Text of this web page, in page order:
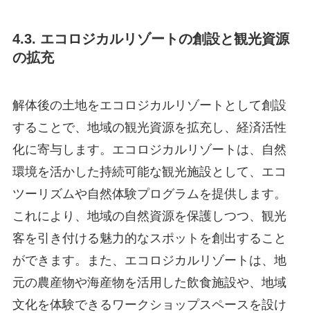
4.3. エコロジカルリゾートの創設と観光資源
の拡充
解体後の土地をエコロジカルリゾートとして創設
することで、地域の観光資源を拡充し、経済活性
化に寄与します。エコロジカルリゾートは、自然
環境を活かした持続可能な観光施設として、エコ
ツーリズムや自然体験プログラムを提供します。
これにより、地域の自然資源を保護しつつ、観光
客を引き付ける魅力的なスポットを創出すること
ができます。また、エコロジカルリゾートは、地
元の農産物や海産物を活用した飲食施設や、地域
文化を体験できるワークショップスペースを設け